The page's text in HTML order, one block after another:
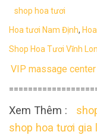
shop hoa tươi
Hoa tươi Nam Định,
Shop Hoa Tươi Vĩnh
VIP massage
Xem Thêm :
shop hoa tươi gia